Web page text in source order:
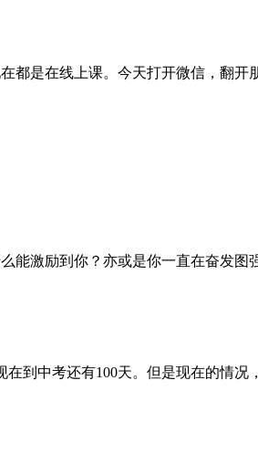
都是在线上课。今天打开微信，翻开
能激励到你？亦或是你一直在奋发图
到中考还有100天。但是现在的情